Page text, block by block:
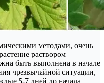
методами, очень
раствором
быть выполнена в начале
чрезвычайной ситуации,
5-7 дней до начала